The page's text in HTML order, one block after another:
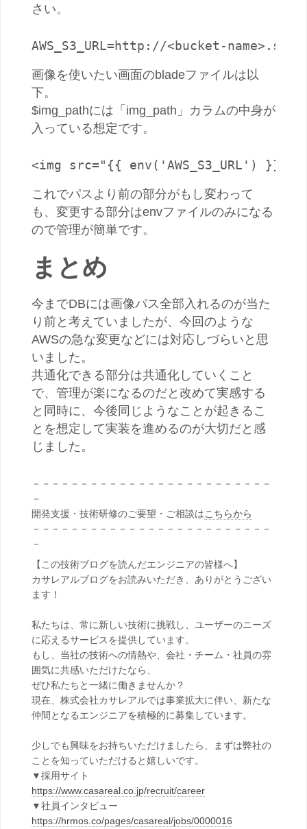
さい。
AWS_S3_URL=http://<bucket-name>.s3-
画像を使いたい画面のbladeファイルは以
下。
$img_pathには「img_path」カラムの中身が
入っている想定です。
<img src="{{ env('AWS_S3_URL') }}{{
これでパスより前の部分がもし変わって
も、変更する部分はenvファイルのみになる
ので管理が簡単です。
まとめ
今までDBには画像パス全部入れるのが当た
り前と考えていましたが、今回のような
AWSの急な変更などには対応しづらいと思
いました。
共通化できる部分は共通化していくこと
で、管理が楽になるのだと改めて実感する
と同時に、今後同じようなことが起きるこ
とを想定して実装を進めるのが大切だと感
じました。
－－－－－－－－－－－－－－－－－－－－－－－－－
－
開発支援・技術研修のご要望・ご相談はこちらから
－－－－－－－－－－－－－－－－－－－－－－－－－
－
【この技術ブログを読んだエンジニアの皆様へ】
カサレアルブログをお読みいただき、ありがとうござい
ます！
私たちは、常に新しい技術に挑戦し、ユーザーのニーズ
に応えるサービスを提供しています。
もし、当社の技術への情熱や、会社・チーム・社員の雰
囲気に共感いただけたなら、
ぜひ私たちと一緒に働きませんか？
現在、株式会社カサレアルでは事業拡大に伴い、新たな
仲間となるエンジニアを積極的に募集しています。
少しでも興味をお持ちいただけましたら、まずは弊社の
ことを知っていただけると嬉しいです。
▼採用サイト
https://www.casareal.co.jp/recruit/career
▼社員インタビュー
https://hrmos.co/pages/casareal/jobs/0000016